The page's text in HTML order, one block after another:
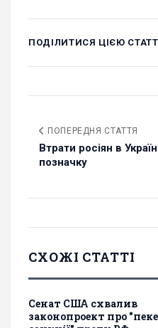
ПОДІЛИТИСЯ ЦІЄЮ
ПОПЕРЕДНЯ СТАТТЯ
Втрати росіян в
позначку
СХОЖІ СТАТТІ
Сенат США схвалив
законопроект про